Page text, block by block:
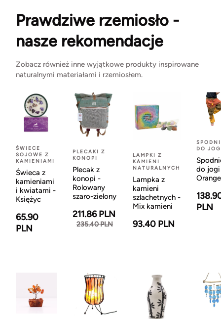
Prawdziwe rzemiosło -
nasze rekomendacje
Zobacz również inne wyjątkowe produkty inspirowane
naturalnymi materiałami i rzemiosłem.
ŚWIECE
SOJOWE Z
KAMIENIAMI
Świeca z
kamieniami
i kwiatami -
Księżyc
65.90
PLN
PLECAKI Z
KONOPI
Plecak z
konopi -
Rolowany
szaro-zielony
211.86 PLN
235.40 PLN
LAMPKI Z
KAMIENI
NATURALNYCH
Lampka z
kamieni
szlachetnych -
Mix kamieni
93.40 PLN
DO
do
Orange
PLN